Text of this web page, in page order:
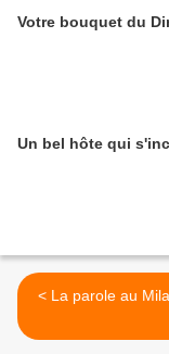
Votre bouquet du
Un bel hôte qui
< La parole au